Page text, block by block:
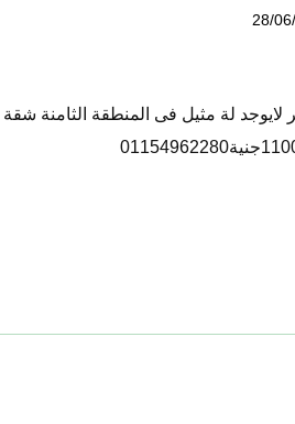
28/
بسعر لايوجد لة مثيل فى المنطقة